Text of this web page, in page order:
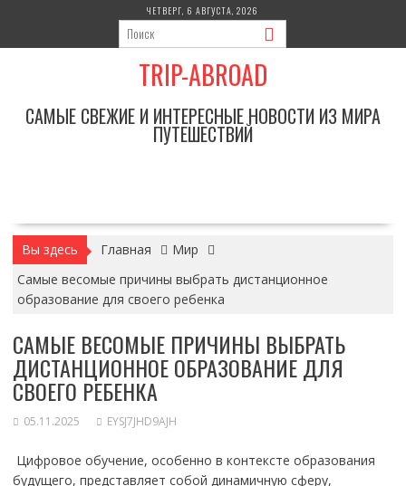
содержимому
ЧЕТВЕРГ, 6 АВГУСТА, 2026
TRIP-ABROAD
САМЫЕ СВЕЖИЕ И ИНТЕРЕСНЫЕ НОВОСТИ ИЗ МИРА
ПУТЕШЕСТВИЙ
Вы здесь Главная
Мир
Самые весомые причины выбрать дистанционное
образование для своего ребенка
САМЫЕ ВЕСОМЫЕ ПРИЧИНЫ ВЫБРАТЬ
ДИСТАНЦИОННОЕ ОБРАЗОВАНИЕ ДЛЯ
СВОЕГО РЕБЕНКА
05.11.2025 EYSJ7JHD9AJH
Цифровое обучение, особенно в контексте образования
будущего, представляет собой динамичную сферу,